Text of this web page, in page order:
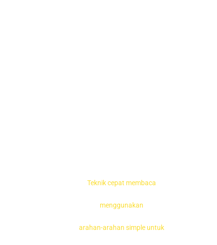
Teknik cepat membaca
menggunakan
arahan-arahan simple untuk